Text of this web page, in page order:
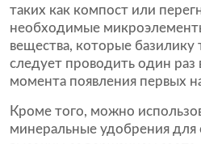
таких как компост или
необходимые
вещества, которые
следует проводить один раз
момента появления первых
Кроме того, можно
минеральные удобрения